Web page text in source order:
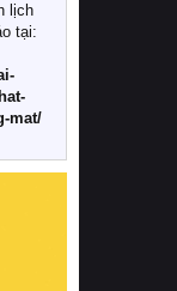
khác
đỡ
lịch
tại:
mat/